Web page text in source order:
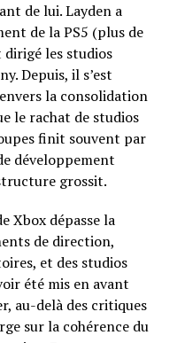
de lui. Layden a
de la PS5 (plus de
dirigé les studios
Depuis, il s’est
la consolidation
le rachat de studios
finit souvent par
développement
grossit.
Xbox dépasse la
de direction,
et des studios
été mis en avant
au-delà des critiques
sur la cohérence du